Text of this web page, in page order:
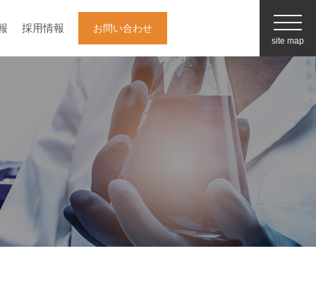
採用情報 お問い合わせ
site map
白井松器械の強み
（事業内容）
採用情報